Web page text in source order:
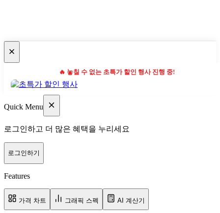
🔥 놓칠 수 없는 초특가 할인 행사 진행 중!
Quick Menu
로그인하고 더 많은 혜택을 누리세요
로그인하기
Features
가격 차트 그래픽 스펙 AI 계산기